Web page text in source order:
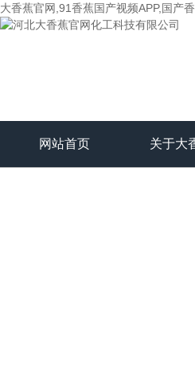
大香蕉官网,91香蕉国产视频APP,国产
网站首页 关于大